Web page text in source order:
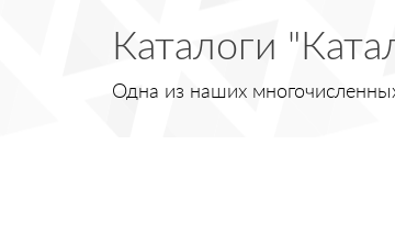
Каталоги
Одна из наших